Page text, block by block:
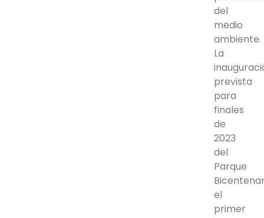
del
medio
ambiente.
La
prevista
para
finales
de
2023
del
Parque
el
primer